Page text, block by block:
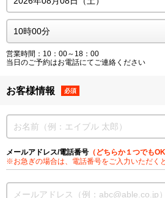
営業時間：10：00～18：00
当日のご予約はお電話にてご連絡ください
お客様情報 必須
メールアドレス/電話番号 （どちらか１つでもOK
※お急ぎの場合は、電話番号をご入力いただく